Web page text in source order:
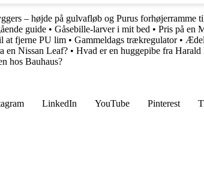
– højde på gulvafløb og Purus forhøjerramme
guide • Gåsebille-larver i mit bed • Pris på en
at fjerne PU lim • Gammeldags trækregulator•
en Nissan Leaf? • Hvad er en huggepibe fra
hos Bauhaus?
LinkedIn YouTube Pinterest